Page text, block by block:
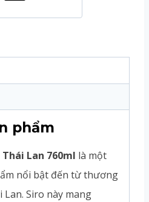
phẩm
Lan 760ml là một
nổi bật đến từ thương
Siro này mang